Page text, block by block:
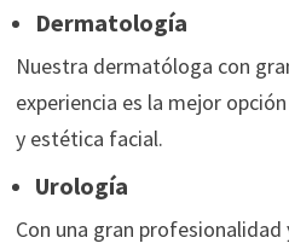
Dermatología
Nuestra dermatóloga con
experiencia es la mejor
y estética facial.
Urología
Con una gran